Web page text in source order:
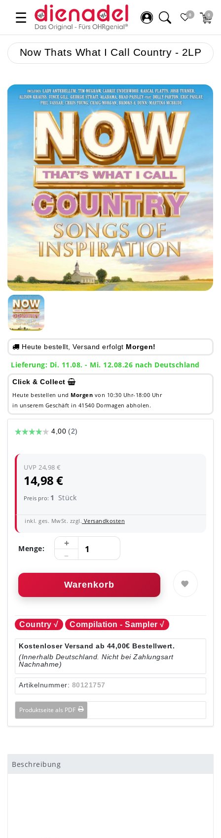
☰ 0 0
Now Thats What I Call Country - 2LP
Heute bestellt, Versand erfolgt Morgen!
Lieferung: Di. 11.08. - Mi. 12.08.26 nach Deutschland
Click & Collect
Heute bestellen und Morgen von 10:30 Uhr-18:00 Uhr
in unserem Geschäft in 41540 Dormagen abholen.
UVP 24,98 €
14,98 €
Preis pro: 1 Stück
inkl. ges. MwSt. zzgl. Versandkosten
Menge:
Warenkorb
Country √ Compilation - Sampler √
Kostenloser Versand ab 44,00€ Bestellwert.
(Innerhalb Deutschland. Nicht bei Zahlungsart
Nachnahme)
Artikelnummer: 80121757
Produktseite als PDF
Beschreibung